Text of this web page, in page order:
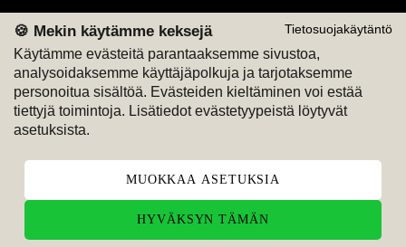
Tietosuojakäytäntö
🍪 Mekin käytämme keksejä
Käytämme evästeitä parantaaksemme sivustoa,
analysoidaksemme käyttäjäpolkuja ja tarjotaksemme
personoitua sisältöä. Evästeiden kieltäminen voi estää
tiettyjä toimintoja. Lisätiedot evästetyypeistä löytyvät
asetuksista.
MUOKKAA ASETUKSIA
HYVÄKSYN TÄMÄN
Maksutavat
M
Seuraa meitä